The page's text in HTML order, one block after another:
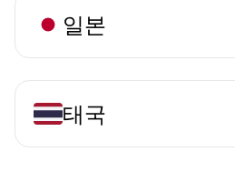
일본
태국